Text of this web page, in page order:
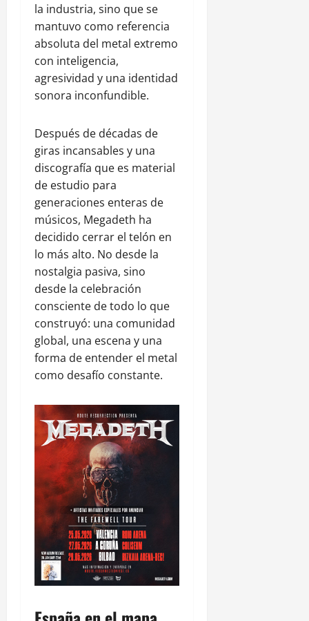
la industria, sino que se
mantuvo como referencia
absoluta del metal extremo
con inteligencia,
agresividad y una identidad
sonora inconfundible.
Después de décadas de
giras incansables y una
discografía que es material
de estudio para
generaciones enteras de
músicos, Megadeth ha
decidido cerrar el telón en
lo más alto. No desde la
nostalgia pasiva, sino
desde la celebración
consciente de todo lo que
construyó: una comunidad
global, una escena y una
forma de entender el metal
como desafío constante.